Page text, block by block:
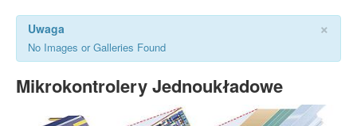
×
Uwaga
No Images or Galleries Found
Mikrokontrolery Jednoukładowe